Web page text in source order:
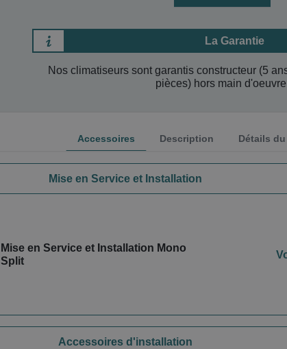
La Garantie
Nos climatiseurs sont garantis constructeur (5
pièces) hors main
Accessoires Description Détails
Mise en Service et Installation
Mise en Service et Installation Mono
Split
Accessoires d'installation